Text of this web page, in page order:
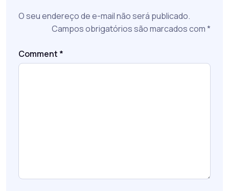
O seu endereço de e-mail não será publicado.
Campos obrigatórios são marcados com*
Comment *